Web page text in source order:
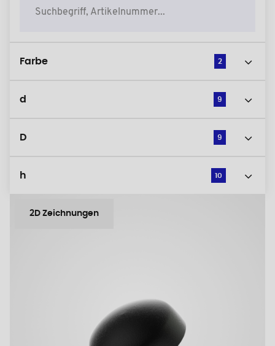
Farbe 2
d 9
D 9
h 10
2D Zeichnungen